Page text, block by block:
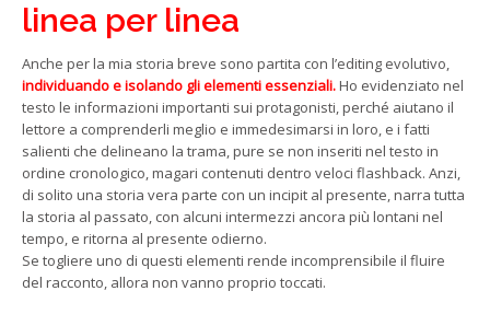
linea per linea
Anche per la mia storia breve sono partita con l’editing evolutivo,
individuando e isolando gli elementi essenziali.Ho evidenziato nel
testo le informazioni importanti sui protagonisti, perché aiutano il
lettore a comprenderli meglio e immedesimarsi in loro, e i fatti
salienti che delineano la trama, pure se non inseriti nel testo in
ordine cronologico, magari contenuti dentro veloci flashback. Anzi,
di solito una storia vera parte con un incipit al presente, narra tutta
la storia al passato, con alcuni intermezzi ancora più lontani nel
tempo, e ritorna al presente odierno.
Se togliere uno di questi elementi rende incomprensibile il fluire
del racconto, allora non vanno proprio toccati.